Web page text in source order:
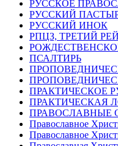
РУССКОЕ
РУССКИЙ
РУССКИЙ ИНОК
РПЦЗ, ТРЕТИЙ
ПСАЛТИРЬ
ПРАКТИЧЕСКОЕ
ПРАКТИЧЕСКАЯ
ПРАВОСЛАВНЫЕ
Православное
Православное